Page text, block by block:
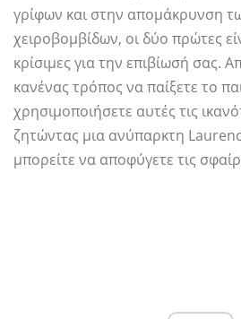
γρίφων και στην απομάκρυνση
χειροβομβίδων, οι δύο πρώτες
κρίσιμες για την επιβίωσή σας.
κανένας τρόπος να παίξετε το
χρησιμοποιήσετε αυτές τις
ζητώντας μια ανύπαρκτη
μπορείτε να αποφύγετε τις